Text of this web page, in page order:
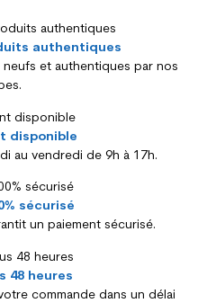
authentiques
et authentiques par nos
disponible
au vendredi de 9h à 17h.
sécurisé
un paiement sécurisé.
48 heures
commande dans un délai